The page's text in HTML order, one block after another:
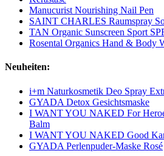
Manucurist Nourishing Nail Pen
SAINT CHARLES Raumspray
TAN Organic Sunscreen Sport
Rosental Organics Hand & Body
Neuheiten:
i+m Naturkosmetik Deo Spray
GYADA Detox Gesichtsmaske
I WANT YOU NAKED For
Balm
I WANT YOU NAKED Good
GYADA Perlenpuder-Maske Rosé